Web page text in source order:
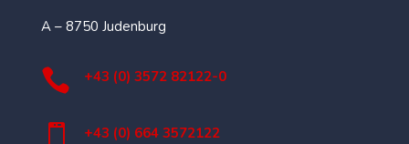
A – 8750 Judenburg
 +43 (0) 3572 82122-0
 +43 (0) 664 3572122